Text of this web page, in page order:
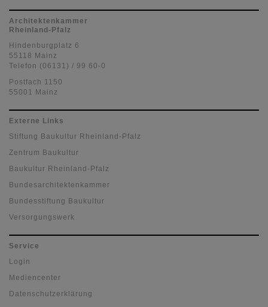
Architektenkammer
Rheinland-Pfalz
Hindenburgplatz 6
55118 Mainz
Telefon (06131) / 99 60-0
Postfach 1150
55001 Mainz
Externe Links
Stiftung Baukultur Rheinland-Pfalz
Zentrum Baukultur
Baukultur Rheinland-Pfalz
Bundesarchitektenkammer
Bundesstiftung Baukultur
Versorgungswerk
Service
Login
Mediencenter
Datenschutzerklärung